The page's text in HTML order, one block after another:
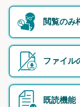
閲覧のみ
ファイル
既読機能